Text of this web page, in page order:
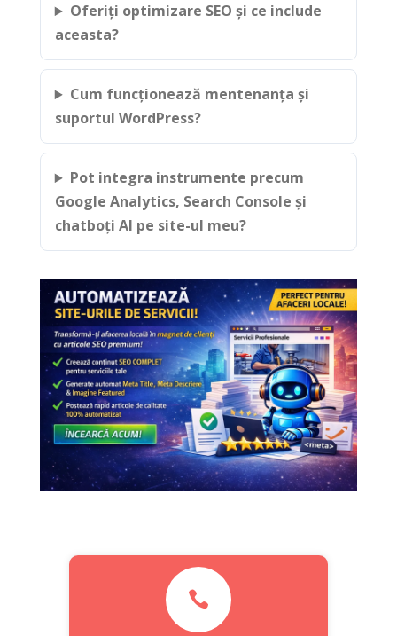
Oferiți optimizare SEO și ce include
aceasta?
Cum funcționează mentenanța și
suportul WordPress?
Pot integra instrumente precum
Google Analytics, Search Console și
chatboți AI pe site-ul meu?
